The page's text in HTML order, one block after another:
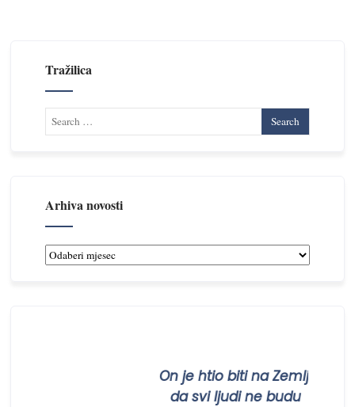
Tražilica
Arhiva novosti
Arhiva
On je htio biti na Zemlji
da svi ljudi ne budu